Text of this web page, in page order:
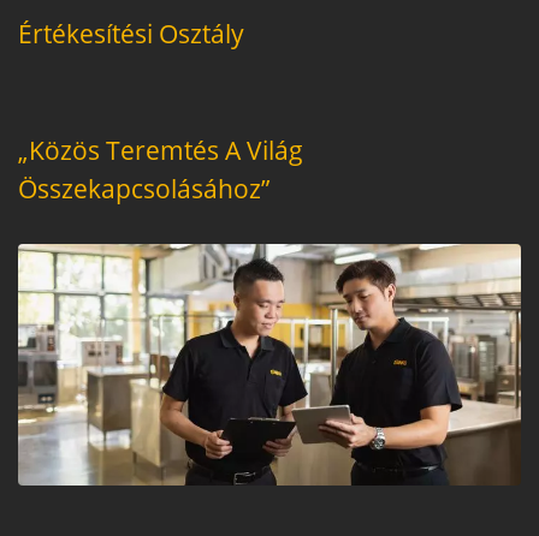
Értékesítési Osztály
„Közös Teremtés A Világ
Összekapcsolásához”